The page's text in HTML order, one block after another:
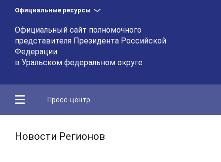
Официальные ресурсы
Официальный сайт полномочного
представителя Президента Российской
Федерации
в Уральском федеральном округе
Пресс-центр
Новости Регионов